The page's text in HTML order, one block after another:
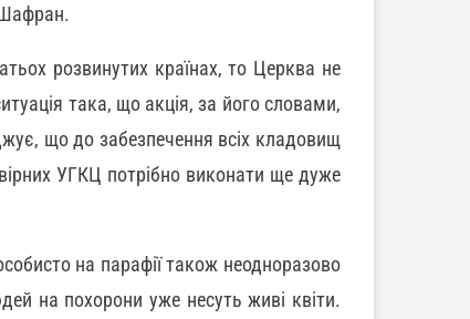
розвинутих країнах, то Церква не
така, що акція, за його словами,
що до забезпечення всіх кладовищ
УГКЦ потрібно виконати ще дуже
на парафії також неодноразово
на похорони уже несуть живі квіти.